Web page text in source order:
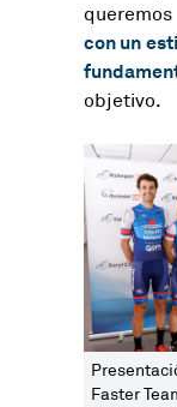
con un
objetivo.
Faster